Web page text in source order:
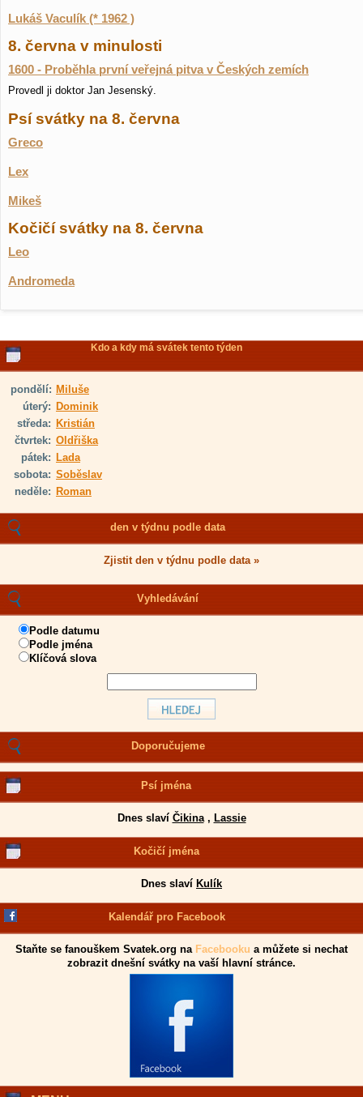
Lukáš Vaculík (* 1962 )
8. června v minulosti
1600 - Proběhla první veřejná pitva v Českých zemích
Provedl ji doktor Jan Jesenský.
Psí svátky na 8. června
Greco
Lex
Mikeš
Kočičí svátky na 8. června
Leo
Andromeda
Kdo a kdy má svátek tento týden
pondělí: Miluše
úterý: Dominik
středa: Kristián
čtvrtek: Oldřiška
pátek: Lada
sobota: Soběslav
neděle: Roman
den v týdnu podle data
Zjistit den v týdnu podle data »
Vyhledávání
Podle datumu
Podle jména
Klíčová slova
Doporučujeme
Psí jména
Dnes slaví Čikina, Lassie
Kočičí jména
Dnes slaví Kulík
Kalendář pro Facebook
Staňte se fanouškem Svatek.org na Facebooku a můžete si nechat
zobrazit dnešní svátky na vaší hlavní stránce.